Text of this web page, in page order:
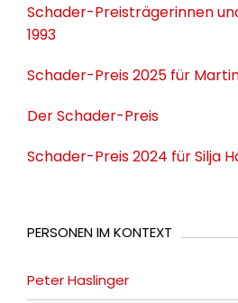
Schader-Preisträgerinnen
1993
Schader-Preis 2025 für
Der Schader-Preis
Schader-Preis 2024 für Silja
PERSONEN IM KONTEXT
Peter Haslinger